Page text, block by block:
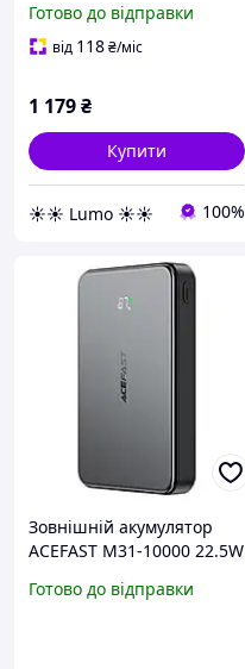
10000mAh ACEFAST M17
Чорний
Готово до відправки
від 118₴/міс
1 179₴
Купити
☀️☀️ Lumo ☀️☀️ 100%
Зовнішній акумулятор
ACEFAST M31-10000 22.5W
power bank with cable
Готово до відправки